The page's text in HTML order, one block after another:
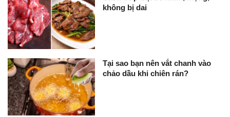
không bị dai
Tại sao bạn nên vắt chanh vào
chảo dầu khi chiên rán?